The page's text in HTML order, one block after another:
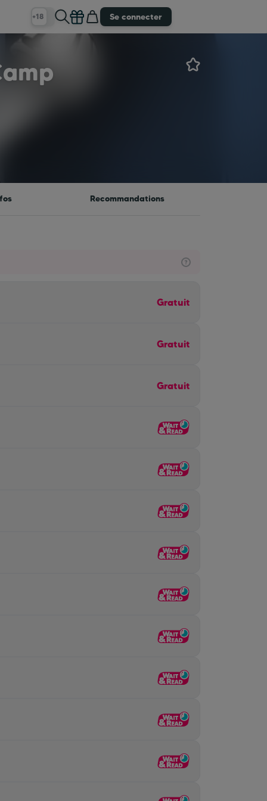
+18 Se connecter
Recommandations
Gratuit
Gratuit
Gratuit